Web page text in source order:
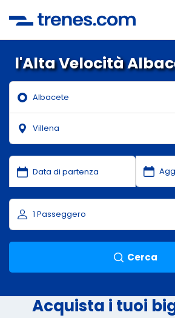
l'Alta Velocità
Cerca
Acquista i tuoi